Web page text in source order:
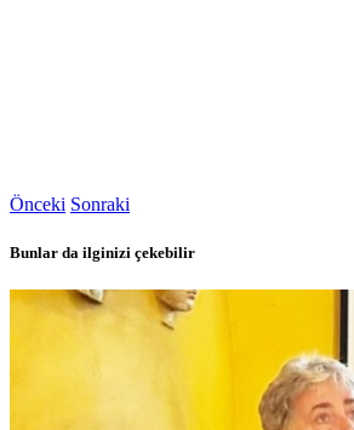
Önceki Sonraki
Bunlar da ilginizi çekebilir